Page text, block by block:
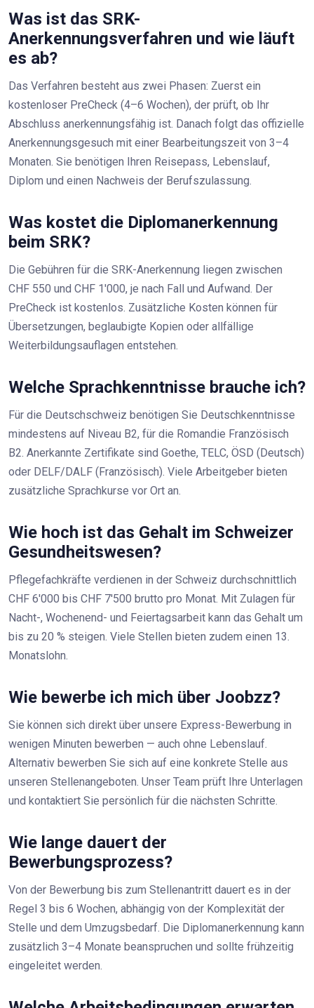
Was ist das SRK-
Anerkennungsverfahren und wie läuft
es ab?
Das Verfahren besteht aus zwei Phasen: Zuerst ein
kostenloser PreCheck (4–6 Wochen), der prüft, ob Ihr
Abschluss anerkennungsfähig ist. Danach folgt das offizielle
Anerkennungsgesuch mit einer Bearbeitungszeit von 3–4
Monaten. Sie benötigen Ihren Reisepass, Lebenslauf,
Diplom und einen Nachweis der Berufszulassung.
Was kostet die Diplomanerkennung
beim SRK?
Die Gebühren für die SRK-Anerkennung liegen zwischen
CHF 550 und CHF 1'000, je nach Fall und Aufwand. Der
PreCheck ist kostenlos. Zusätzliche Kosten können für
Übersetzungen, beglaubigte Kopien oder allfällige
Weiterbildungsauflagen entstehen.
Welche Sprachkenntnisse brauche ich?
Für die Deutschschweiz benötigen Sie Deutschkenntnisse
mindestens auf Niveau B2, für die Romandie Französisch
B2. Anerkannte Zertifikate sind Goethe, TELC, ÖSD (Deutsch)
oder DELF/DALF (Französisch). Viele Arbeitgeber bieten
zusätzliche Sprachkurse vor Ort an.
Wie hoch ist das Gehalt im Schweizer
Gesundheitswesen?
Pflegefachkräfte verdienen in der Schweiz durchschnittlich
CHF 6'000 bis CHF 7'500 brutto pro Monat. Mit Zulagen für
Nacht-, Wochenend- und Feiertagsarbeit kann das Gehalt um
bis zu 20 % steigen. Viele Stellen bieten zudem einen 13.
Monatslohn.
Wie bewerbe ich mich über Joobzz?
Sie können sich direkt über unsere Express-Bewerbung in
wenigen Minuten bewerben — auch ohne Lebenslauf.
Alternativ bewerben Sie sich auf eine konkrete Stelle aus
unseren Stellenangeboten. Unser Team prüft Ihre Unterlagen
und kontaktiert Sie persönlich für die nächsten Schritte.
Wie lange dauert der
Bewerbungsprozess?
Von der Bewerbung bis zum Stellenantritt dauert es in der
Regel 3 bis 6 Wochen, abhängig von der Komplexität der
Stelle und dem Umzugsbedarf. Die Diplomanerkennung kann
zusätzlich 3–4 Monate beanspruchen und sollte frühzeitig
eingeleitet werden.